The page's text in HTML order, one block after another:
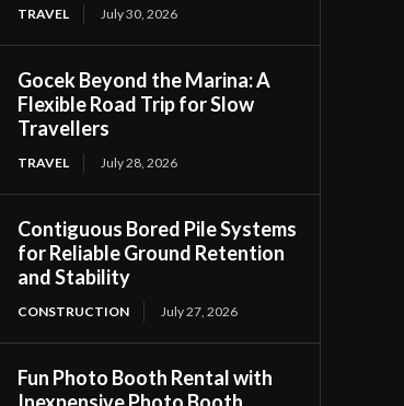
TRAVEL July 30, 2026
Gocek Beyond the Marina: A
Flexible Road Trip for Slow
Travellers
TRAVEL July 28, 2026
Contiguous Bored Pile Systems
for Reliable Ground Retention
and Stability
CONSTRUCTION July 27, 2026
Fun Photo Booth Rental with